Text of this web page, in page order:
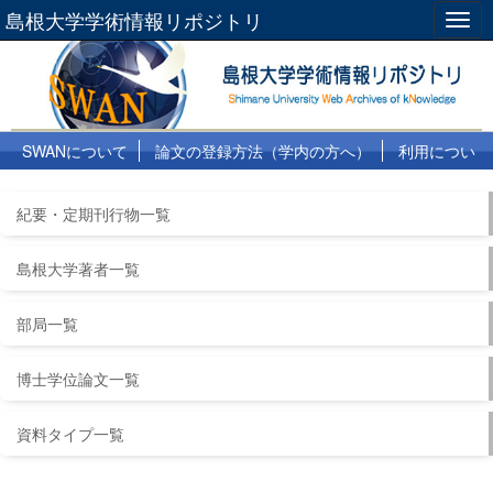
島根大学学術情報リポジトリ
SWANについて 論文の登録方法（学内の方へ）
利用につい
紀要・定期刊行物一覧
島根大学著者一覧
部局一覧
博士学位論文一覧
資料タイプ一覧